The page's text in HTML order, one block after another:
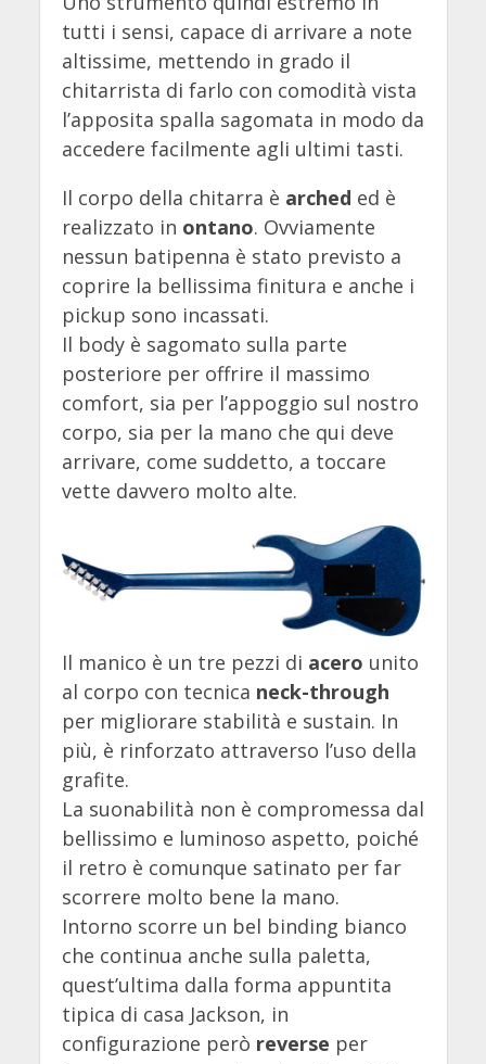
tutti i sensi, capace di arrivare a note
altissime, mettendo in grado il
chitarrista di farlo con comodità vista
l’apposita spalla sagomata in modo da
accedere facilmente agli ultimi tasti.
Il corpo della chitarra è arched ed è
realizzato in ontano. Ovviamente
nessun batipenna è stato previsto a
coprire la bellissima finitura e anche i
pickup sono incassati.
Il body è sagomato sulla parte
posteriore per offrire il massimo
comfort, sia per l’appoggio sul nostro
corpo, sia per la mano che qui deve
arrivare, come suddetto, a toccare
vette davvero molto alte.
Il manico è un tre pezzi di acero unito
al corpo con tecnica neck-through
per migliorare stabilità e sustain. In
più, è rinforzato attraverso l’uso della
grafite.
La suonabilità non è compromessa dal
bellissimo e luminoso aspetto, poiché
il retro è comunque satinato per far
scorrere molto bene la mano.
Intorno scorre un bel binding bianco
che continua anche sulla paletta,
quest’ultima dalla forma appuntita
tipica di casa Jackson, in
configurazione però reverse per